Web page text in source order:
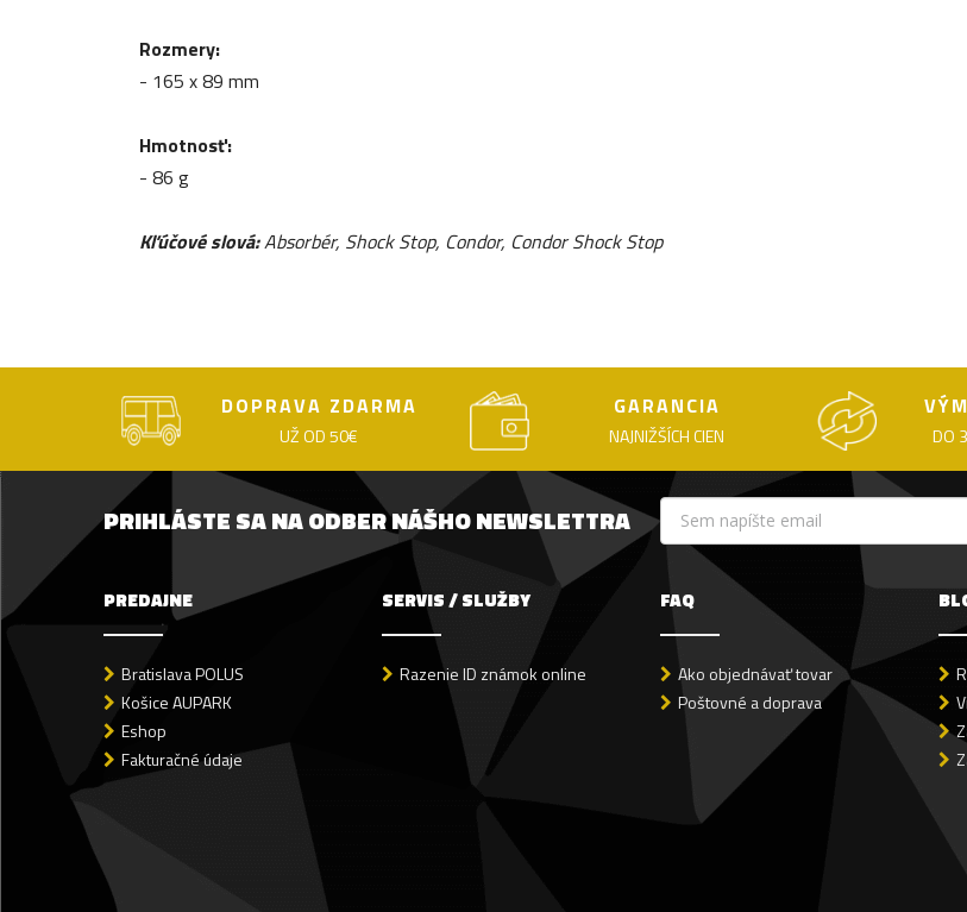
Rozmery:
- 165 x 89 mm
Hmotnosť:
- 86 g
Kľúčové slová:Absorbér, Shock Stop, Condor, Condor Shock Stop
DOPRAVA ZDARMA
UŽ OD 50€
GARANCIA
NAJNIŽŠÍCH CIEN DO
PRIHLÁSTE SA NA ODBER NÁŠHO NEWSLETTRA
PREDAJNE
Bratislava POLUS
Košice AUPARK
Eshop
Fakturačné údaje
SERVIS / SLUŽBY
Razenie ID známok online
FAQ
Ako objednávať tovar
Poštovné a doprava